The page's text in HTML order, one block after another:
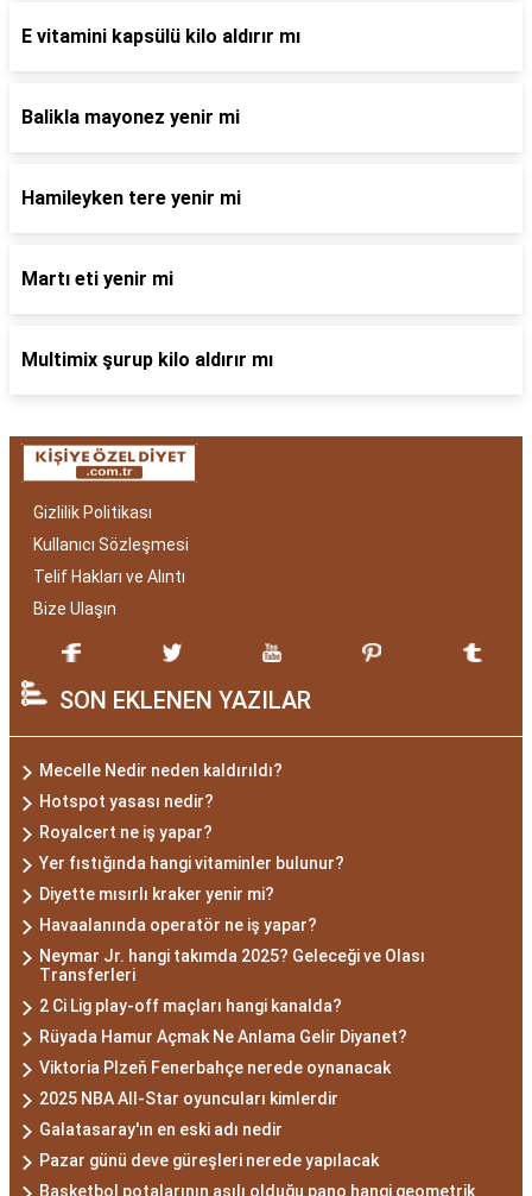
E vitamini kapsülü kilo aldırır mı
Balikla mayonez yenir mi
Hamileyken tere yenir mi
Martı eti yenir mi
Multimix şurup kilo aldırır mı
Gizlilik Politikası
Kullanıcı Sözleşmesi
Telif Hakları ve Alıntı
Bize Ulaşın
SON EKLENEN YAZILAR
Mecelle Nedir neden kaldırıldı?
Hotspot yasası nedir?
Royalcert ne iş yapar?
Yer fıstığında hangi vitaminler bulunur?
Diyette mısırlı kraker yenir mi?
Havaalanında operatör ne iş yapar?
Neymar Jr. hangi takımda 2025? Geleceği ve Olası
Transferleri
2 Ci Lig play-off maçları hangi kanalda?
Rüyada Hamur Açmak Ne Anlama Gelir Diyanet?
Viktoria Plzeň Fenerbahçe nerede oynanacak
2025 NBA All-Star oyuncuları kimlerdir
Galatasaray'ın en eski adı nedir
Pazar günü deve güreşleri nerede yapılacak
Basketbol potalarının asılı olduğu pano hangi geometrik